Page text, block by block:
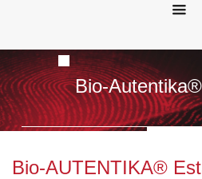
Bio-
Bio-AUTENTIKA®